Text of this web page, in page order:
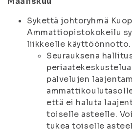
Sykettä johtoryhmä
Ammattiopistokokeilu
liikkeelle käyttöönnotto.
Seurauksena
periaatekeskustelua
palvelujen
että ei haluta
toiselle asteelle.
tukea toiselle